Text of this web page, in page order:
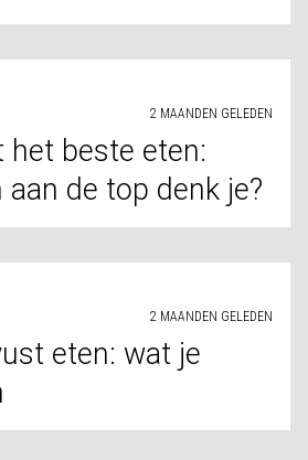
2 MAANDEN GELEDEN
het beste eten:
de top denk je?
2 MAANDEN GELEDEN
eten: wat je